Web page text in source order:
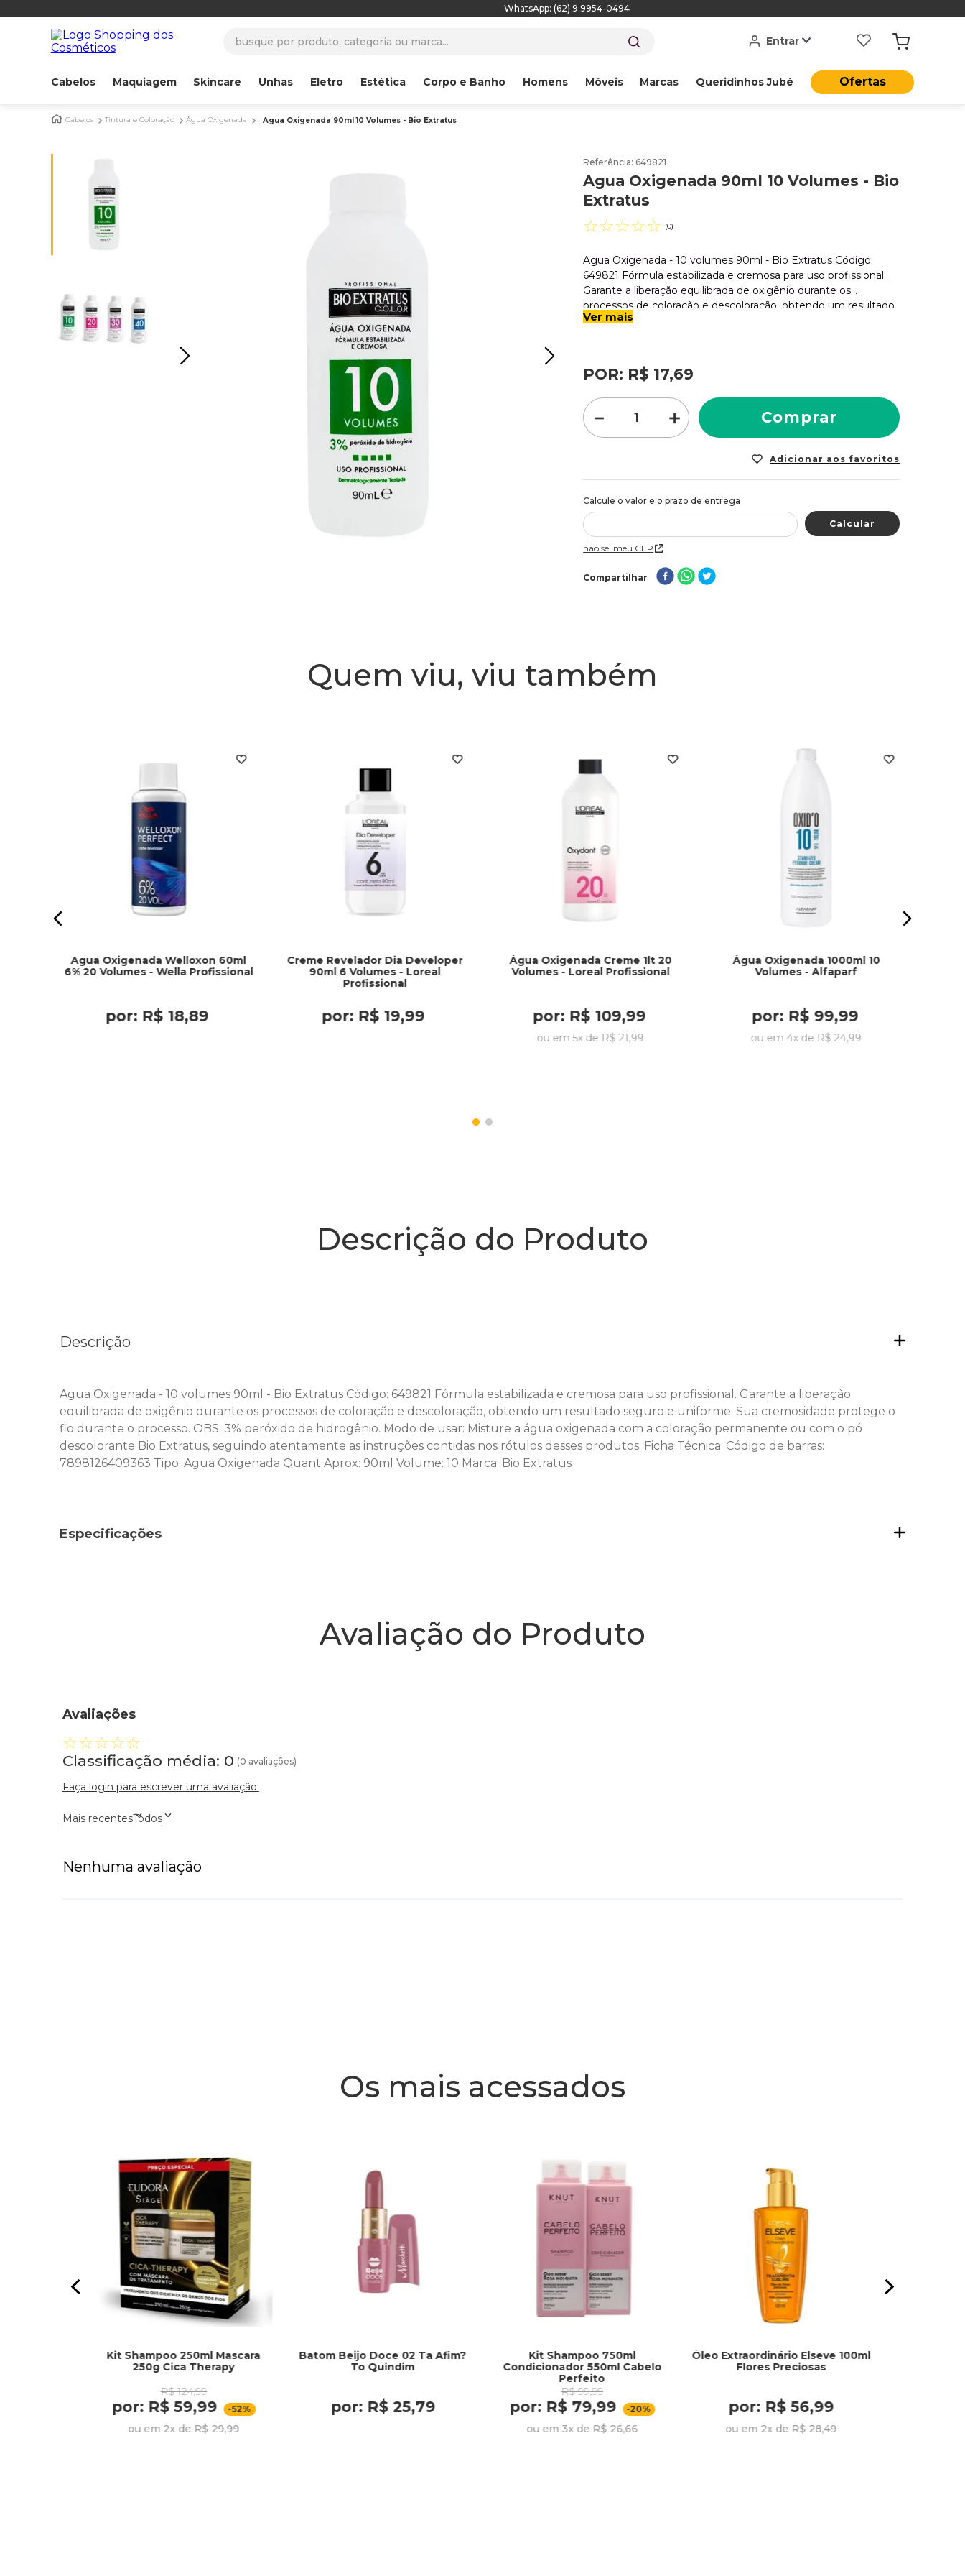
WhatsApp: (62) 9.9954-0494
Entrar
Cabelos Maquiagem Skincare Unhas Eletro Estética Corpo e Banho Homens Móveis Marcas Queridinhos Jubé Ofertas
Cabelos Tintura e Coloração Água Oxigenada Agua Oxigenada 90ml 10 Volumes - Bio Extratus
Referência: 649821
Agua Oxigenada 90ml 10 Volumes - Bio
Extratus
☆☆☆☆☆ (0)
Agua Oxigenada - 10 volumes 90ml - Bio Extratus Código:
649821 Fórmula estabilizada e cremosa para uso profissional.
Garante a liberação equilibrada de oxigênio durante os
processos de coloração e descoloração, obtendo um resultado
seguro e uniforme. Sua cremosidade protege o fio durante o
com o pó descolorante Bio Extratus, seguindo atentamente as
instruções contidas nos rótulos desses produtos. Ficha Técnica:
Código de barras: 7898126409363 Tipo: Agua Oxigenada
Quant.Aprox: 90ml Volume: 10 Marca: Bio Extratus
Ver mais
POR: R$ 17,69
＋
－ Comprar
Não sei meu CEP
Compartilhar
Quem viu, viu também
Agua Oxigenada Welloxon 60ml
6% 20 Volumes - Wella Profissional
por: R$ 18,89
Creme Revelador Dia Developer
90ml 6 Volumes - Loreal
Profissional
por: R$ 19,99
Água Oxigenada Creme 1lt 20
Volumes - Loreal Profissional
por: R$ 109,99
ou em5x de R$ 21,99
Água Oxigenada 1000ml 10
Volumes - Alfaparf
por: R$ 99,99
ou em 4x de R$ 24,99
Descrição do Produto
Descrição
Agua Oxigenada - 10 volumes 90ml - Bio Extratus Código: 649821 Fórmula estabilizada e cremosa para uso profissional. Garante a liberação
equilibrada de oxigênio durante os processos de coloração e descoloração, obtendo um resultado seguro e uniforme. Sua cremosidade protege o
fio durante o processo. OBS: 3% peróxido de hidrogênio. Modo de usar: Misture a água oxigenada com a coloração permanente ou com o pó
descolorante Bio Extratus, seguindo atentamente as instruções contidas nos rótulos desses produtos. Ficha Técnica: Código de barras:
7898126409363 Tipo: Agua Oxigenada Quant.Aprox: 90ml Volume: 10 Marca: Bio Extratus
Especificações
Avaliação do Produto
Avaliações
☆☆☆☆☆
Classificação média: 0 (0 avaliações)
Faça login para escrever uma avaliação.
Mais recentesTodos
Nenhuma avaliação
Os mais acessados
Kit Shampoo 250ml Mascara
250g Cica Therapy
R$ 124,99
por: R$ 59,99 -52%
ou em 2x de R$ 29,99
Batom Beijo Doce 02 Ta Afim?
To Quindim
por: R$ 25,79
Kit Shampoo 750ml
Condicionador 550ml Cabelo
Perfeito
R$ 99,99
por: R$ 79,99 -20%
ou em 3x de R$ 26,66
Óleo Extraordinário Elseve 100ml
Flores Preciosas
por: R$ 56,99
ou em 2x de R$ 28,49